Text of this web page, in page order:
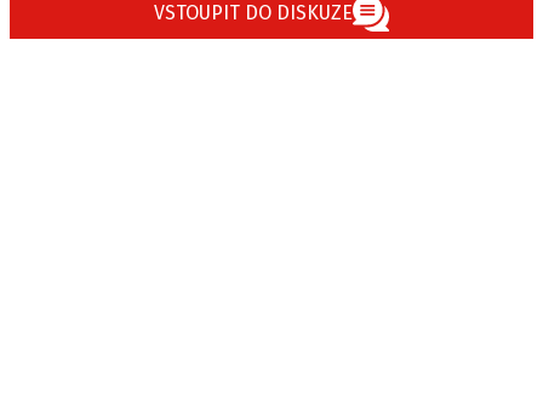
VSTOUPIT DO DISKUZE